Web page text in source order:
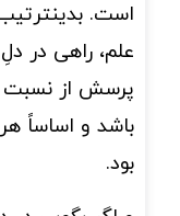
است.
علم، راهی در
پرسش از نسبت
باشد و اساساً
بود.